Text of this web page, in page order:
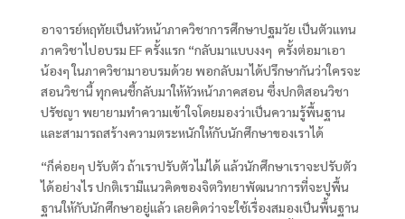
อาจารย์หฤทัยเป็นหัวหน้าภาควิชาการศึกษาปฐมวัย เป็นตัวแทน
ภาควิชาไปอบรม EFครั้งแรก “กลับมาแบบงงๆ ครั้งต่อมาเอา
น้องๆ ในภาควิชามาอบรมด้วย พอกลับมาได้ปรึกษากันว่าใครจะ
สอนวิชานี้ ทุกคนชี้กลับมาให้หัวหน้าภาคสอน ซึ่งปกติสอนวิชา
ปรัชญา พยายามทำความเข้าใจโดยมองว่าเป็นความรู้พื้นฐาน
และสามารถสร้างความตระหนักให้กับนักศึกษาของเราได้
“ก็ค่อยๆ ปรับตัว ถ้าเราปรับตัวไม่ได้ แล้วนักศึกษาเราจะปรับตัว
ได้อย่างไร ปกติเรามีแนวคิดของจิตวิทยาพัฒนาการที่จะปูพื้น
ฐานให้กับนักศึกษาอยู่แล้ว เลยคิดว่าจะใช้เรื่องสมองเป็นพื้นฐาน